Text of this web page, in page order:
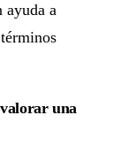
ayuda a
valorar una